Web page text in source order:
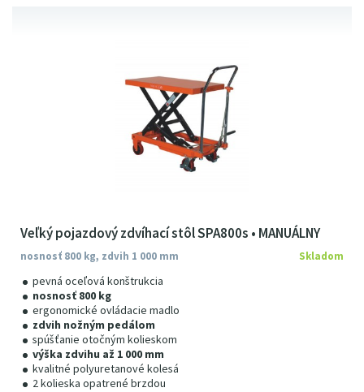
Veľký pojazdový zdvíhací stôl SPA800s • MANUÁLNY
nosnosť 800 kg, zdvih 1 000 mm
pevná oceľová konštrukcia
nosnosť 800 kg
ergonomické ovládacie madlo
zdvih nožným pedálom
spúšťanie otočným kolieskom
výška zdvihu až 1 000 mm
kvalitné polyuretanové kolesá
2 kolieska opatrené brzdou
Skladom